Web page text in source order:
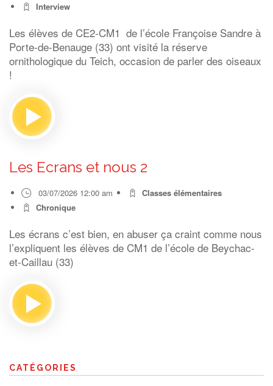
Interview
Les élèves de CE2-CM1 de l’école Françoise Sandre à
Porte-de-Benauge (33) ont visité la réserve
ornithologique du Teich, occasion de parler des oiseaux
!
Les Ecrans et nous 2
03/07/2026 12:00 am
Classes élémentaires
Chronique
Les écrans c’est bien, en abuser ça craint comme nous
l’expliquent les élèves de CM1 de l’école de Beychac-
et-Caillau (33)
CATÉGORIES